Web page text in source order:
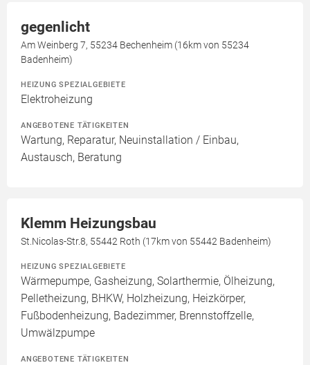
gegenlicht
Am Weinberg 7, 55234 Bechenheim (16km von 55234
Badenheim)
HEIZUNG SPEZIALGEBIETE
Elektroheizung
ANGEBOTENE TÄTIGKEITEN
Wartung, Reparatur, Neuinstallation / Einbau,
Austausch, Beratung
Klemm Heizungsbau
St.Nicolas-Str.8, 55442 Roth (17km von 55442 Badenheim)
HEIZUNG SPEZIALGEBIETE
Wärmepumpe, Gasheizung, Solarthermie, Ölheizung,
Pelletheizung, BHKW, Holzheizung, Heizkörper,
Fußbodenheizung, Badezimmer, Brennstoffzelle,
Umwälzpumpe
ANGEBOTENE TÄTIGKEITEN